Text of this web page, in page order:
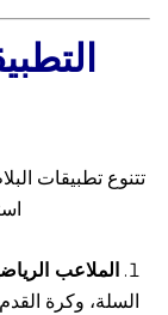
تتنوع تطبيقات
الملاعب
السلة، وكرة